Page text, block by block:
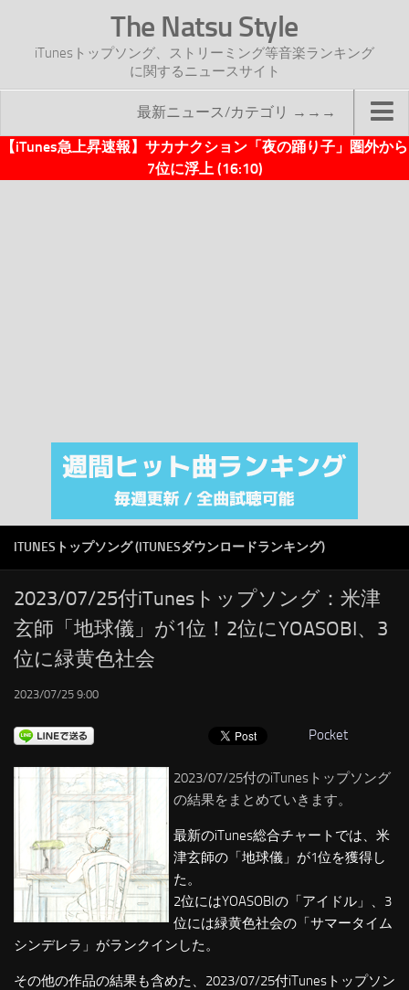
The Natsu Style
iTunesトップソング、ストリーミング等音楽ランキング
に関するニュースサイト
最新ニュース/カテゴリ →→→
TOP
注目カテゴリ
オリジナルiTunes週間トップソング
RSS
LINKS
【iTunes急上昇速報】サカナクション「夜の踊り子」圏外から
7位に浮上 (16:10)
ITUNESトップソング (ITUNESダウンロードランキング)
2023/07/25付iTunesトップソング：米津
玄師「地球儀」が1位！2位にYOASOBI、3
位に緑黄色社会
2023/07/25 9:00
Pocket
2023/07/25付のiTunesトップソング
の結果をまとめていきます。
最新のiTunes総合チャートでは、米
津玄師の「地球儀」が1位を獲得し
た。
2位にはYOASOBIの「アイドル」、3
位には緑黄色社会の「サマータイム
シンデレラ」がランクインした。
その他の作品の結果も含めた、2023/07/25付iTunesトップソン